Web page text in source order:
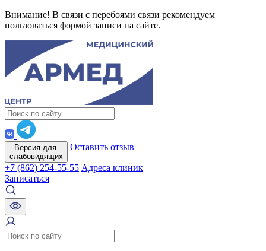
Внимание! В связи с перебоями связи рекомендуем
пользоваться формой записи на сайте.
Версия для
слабовидящих
Оставить отзыв
+7 (862) 254-55-55 Адреса клиник
Записаться